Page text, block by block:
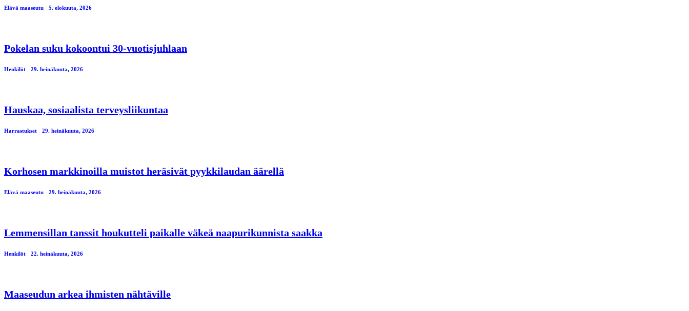
Elävä maaseutu 5. elokuuta, 2026
Pokelan suku kokoontui 30-vuotisjuhlaan
Henkilöt 29. heinäkuuta, 2026
Hauskaa, sosiaalista terveysliikuntaa
Harrastukset 29. heinäkuuta, 2026
Korhosen markkinoilla muistot heräsivät pyykkilaudan äärellä
Elävä maaseutu 29. heinäkuuta, 2026
Lemmensillan tanssit houkutteli paikalle väkeä naapurikunnista saakka
Henkilöt 22. heinäkuuta, 2026
Maaseudun arkea ihmisten nähtäville